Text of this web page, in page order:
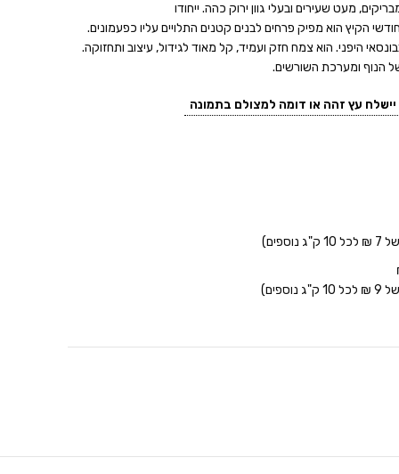
מעט שעירים ובעלי גוון ירוק כהה. ייחודו
הקיץ הוא מפיק פרחים לבנים קטנים התלויים עליו כפעמונים.
היפני. הוא צמח חזק ועמיד, קל מאוד לגידול, עיצוב ותחזוקה.
הנוף ומערכת השורשים.
עץ זהה או דומה למצולם בתמונה